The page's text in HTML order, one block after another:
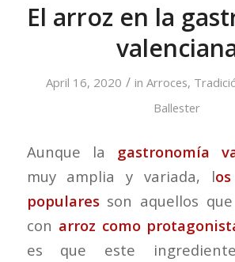
El arroz en la
April 16, 2020 / in Arroces,
Ballester
Aunque la gastronomía
muy amplia y variada, l
popularesson aquellos
con arroz como
es que este